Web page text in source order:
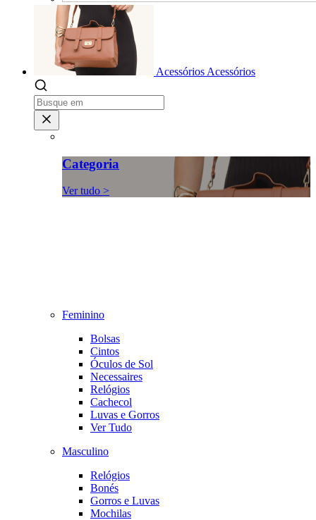
Acessórios Acessórios
Categoria
Ver tudo >
Feminino
Bolsas
Cintos
Óculos de Sol
Necessaires
Relógios
Cachecol
Luvas e Gorros
Ver Tudo
Masculino
Relógios
Bonés
Gorros e Luvas
Mochilas